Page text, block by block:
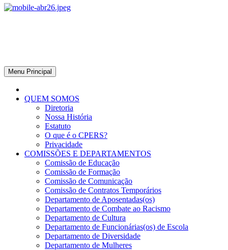
Menu Principal
QUEM SOMOS
Diretoria
Nossa História
Estatuto
O que é o CPERS?
Privacidade
COMISSÕES E DEPARTAMENTOS
Comissão de Educação
Comissão de Formação
Comissão de Comunicação
Comissão de Contratos Temporários
Departamento de Aposentadas(os)
Departamento de Combate ao Racismo
Departamento de Cultura
Departamento de Funcionárias(os) de Escola
Departamento de Diversidade
Departamento de Mulheres